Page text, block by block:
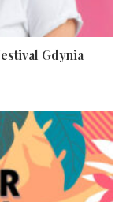
Gdynia